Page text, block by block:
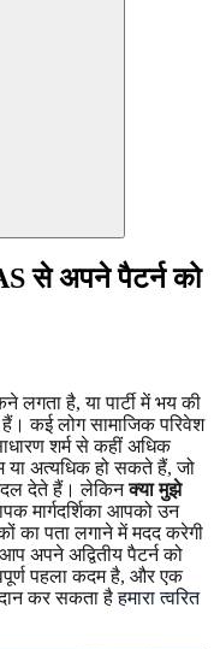
से अपने पैटर्न को
है, या पार्टी में भय की
कई लोग सामाजिक परिवेश
शर्म से कहीं अधिक
या अत्यधिक हो सकते हैं, जो
बदल देते हैं। लेकिनक्या मुझे
मार्गदर्शिका आपको उन
का पता लगाने में मदद करेगी
अपने अद्वितीय पैटर्न को
पहला कदम है, और एक
कर सकता हैहमारा त्वरित